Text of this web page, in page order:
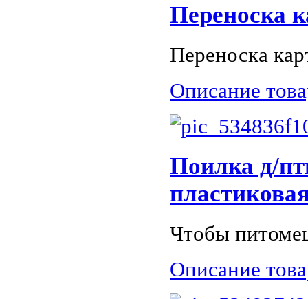
Переноска
Переноска
Описание
Поилка д/
Чтобы
Описание